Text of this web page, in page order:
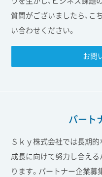
質問がございましたら、こ
い合わせください。
お問
パート
Ｓｋｙ株式会社では長期的
成長に向けて努力し合え
ります。パートナー企業募